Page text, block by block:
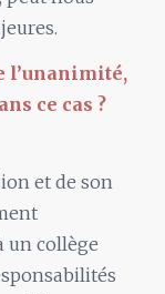
l’unanimité,
ce cas ?
et de son
uncollège